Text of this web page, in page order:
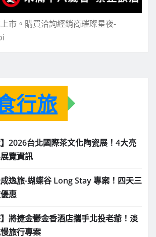
市。購買洽詢經銷商璀璨星夜-
行旅
】2026台北國際茶文化陶瓷展！4大亮
覽資訊
成逸旅-蝴蝶谷 Long Stay 專案！四天三
惠
】將捷金鬱金香酒店攜手北投老爺！淡
旅行專案